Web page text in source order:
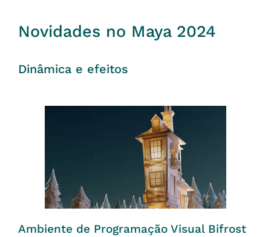
Novidades no Maya 2024
Dinâmica e efeitos
Ambiente de Programação Visual Bifrost